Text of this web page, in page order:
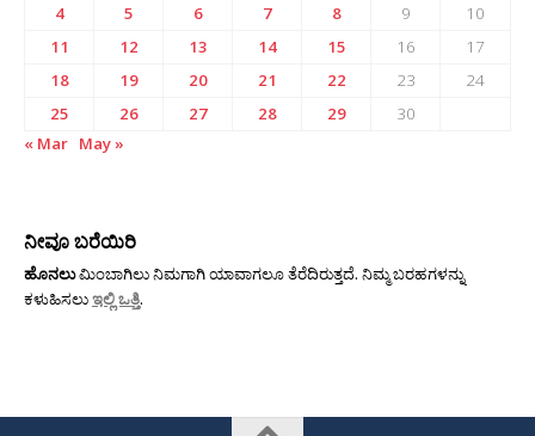
4
5 6 7 8 9
10
11
12 13 14 15 16
17
18
19 20 21 22 23
24
25
26 27 28 29
30
« Mar May »
ನೀವೂ ಬರೆಯಿರಿ
ಹೊನಲುಮಿಂಬಾಗಿಲು ನಿಮಗಾಗಿ ಯಾವಾಗಲೂ ತೆರೆದಿರುತ್ತದೆ. ನಿಮ್ಮ ಬರಹಗಳನ್ನು
ಕಳುಹಿಸಲುಇಲ್ಲಿ ಒತ್ತಿ.